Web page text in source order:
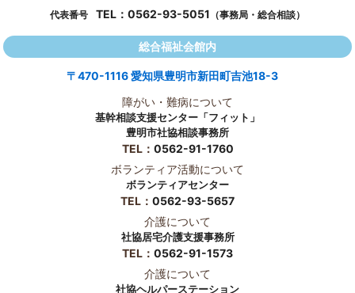
代表番号 TEL： 0562-93-5051 （事務局・総合相談）
総合福祉会館内
〒470-1116 愛知県豊明市新田町吉池18-3
障がい・難病について
基幹相談支援センター「フィット」
豊明市社協相談事務所
TEL： 0562-91-1760
ボランティア活動について
ボランティアセンター
TEL： 0562-93-5657
介護について
社協居宅介護支援事務所
TEL： 0562-91-1573
介護について
社協ヘルパーステーション